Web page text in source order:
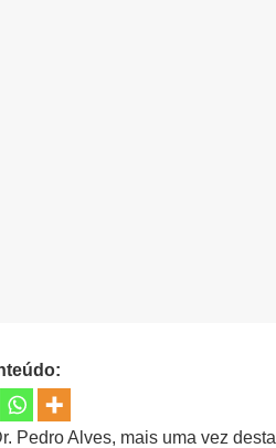
Pedro Alves, mais uma vez